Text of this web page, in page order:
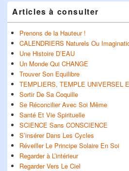
Zone
principale
de
widget
pour
barre
latérale
Articles à consulter
Prenons de la Hauteur !
CALENDRIERS Naturels Ou
Une Histoire D’EAU
Un Monde Qui CHANGE
Trouver Son Equilibre
TEMPLIERS, TEMPLE UNIVERSEL
Sortir De Sa Coquille
Se Réconcilier Avec Soi Même
Santé Et Vie Spirituelle
SCIENCE Sans CONSCIENCE
S’insérer Dans Les Cycles
Réveiller Le Principe Solaire En Soi
Regarder à L’intérieur
Regarder Vers Le Ciel